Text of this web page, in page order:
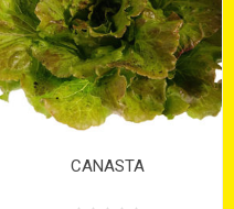
CANASTA